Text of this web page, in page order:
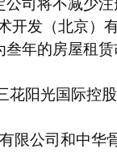
司将不减少
开发（北京）
年的房屋租
花阳光国际控
限公司和中华